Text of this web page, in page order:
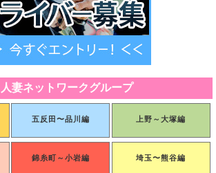
人妻ネットワークグループ
五反田〜品川編 上野～大塚編
錦糸町～小岩編 埼玉〜熊谷編